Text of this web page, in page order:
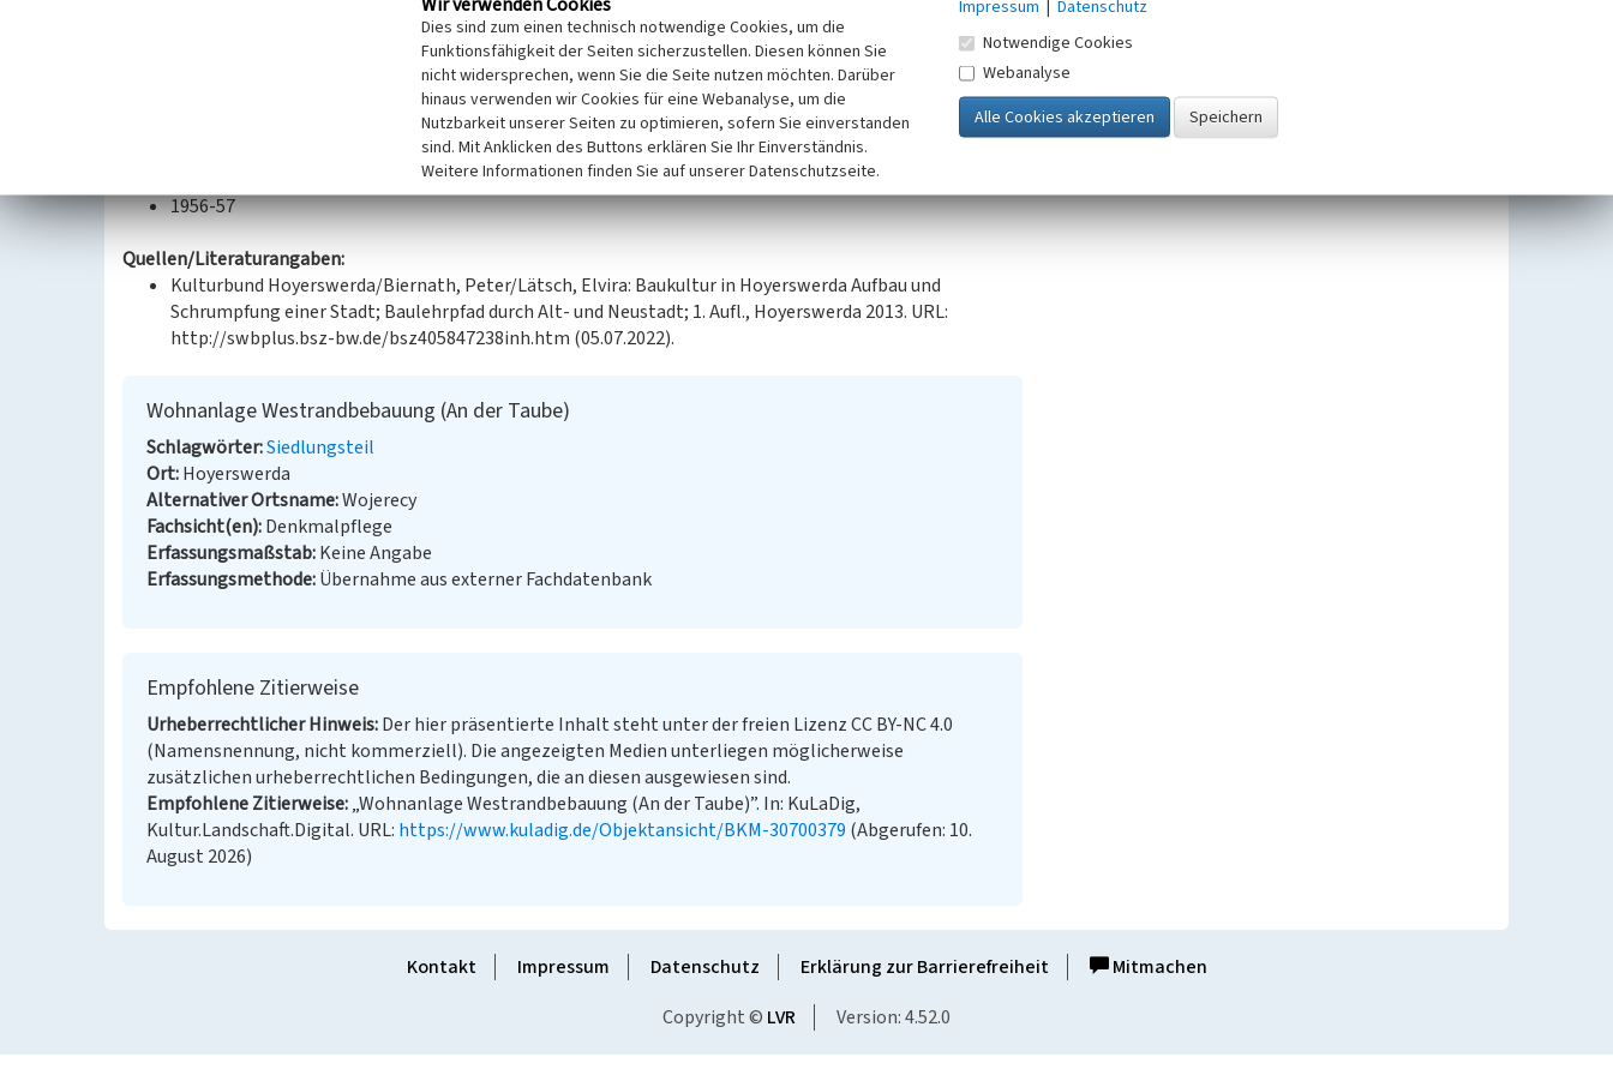
Schwarze Pumpe. Seinen Namen erhielt das Baugebiet von der Gaststätte „Zur Taube“. Der Komplex war noch
nicht in sich geschlossen und von Verkehrsstraßen durchzogen. Es entstanden vorrangig dreigeschossige
Wohngebäude in Ziegelbauweise mit Steildächern. Geschäfte wurden um einen kleinen Platz gruppiert.
Bildungs-, Kultur- und Sportanlagen wurden in unmittelbarer Nähe errichtet. Die Fassaden sind zum Beispiel
durch durch Sgraffiti, Erker, betonte Treppenhäuser oder Mosaike gestaltet.
1956-57
Quellen/Literaturangaben:
Kulturbund Hoyerswerda/Biernath, Peter/Lätsch, Elvira: Baukultur in Hoyerswerda Aufbau und
Schrumpfung einer Stadt; Baulehrpfad durch Alt- und Neustadt; 1. Aufl., Hoyerswerda 2013. URL:
http://swbplus.bsz-bw.de/bsz405847238inh.htm (05.07.2022).
Wohnanlage Westrandbebauung (An der Taube)
Schlagwörter Siedlungsteil
Ort Hoyerswerda
Alternativer Ortsname Wojerecy
Fachsicht(en) Denkmalpflege
Erfassungsmaßstab Keine Angabe
Erfassungsmethode Übernahme aus externer Fachdatenbank
Empfohlene Zitierweise
Urheberrechtlicher Hinweis Der hier präsentierte Inhalt steht unter der freien Lizenz CC BY-NC 4.0
(Namensnennung, nicht kommerziell). Die angezeigten Medien unterliegen möglicherweise
zusätzlichen urheberrechtlichen Bedingungen, die an diesen ausgewiesen sind.
Empfohlene Zitierweise „Wohnanlage Westrandbebauung (An der Taube)”. In: KuLaDig,
Kultur.Landschaft.Digital. URL: https://www.kuladig.de/Objektansicht/BKM-30700379 (Abgerufen: 10.
August 2026)
Kontakt Impressum Datenschutz Erklärung zur Barrierefreiheit
Mitmachen
Copyright © LVR Version: 4.52.0
Dies sind zum einen technisch notwendige Cookies, um die
Funktionsfähigkeit der Seiten sicherzustellen. Diesen können Sie
nicht widersprechen, wenn Sie die Seite nutzen möchten. Darüber
hinaus verwenden wir Cookies für eine Webanalyse, um die
Nutzbarkeit unserer Seiten zu optimieren, sofern Sie einverstanden
sind. Mit Anklicken des Buttons erklären Sie Ihr Einverständnis.
Weitere Informationen finden Sie auf unserer Datenschutzseite.
Impressum | Datenschutz
Notwendige Cookies
Webanalyse